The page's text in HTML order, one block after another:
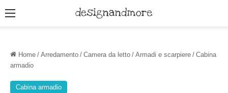
Menu
Home / Arredamento / Camera da letto / Armadi e scarpiere / Cabina
armadio
Cabina armadio